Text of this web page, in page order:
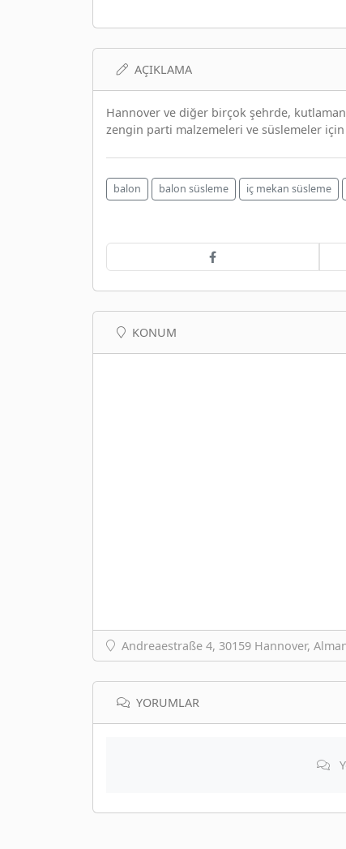
AÇIKLAMA
Hannover ve diğer birçok şehrde,
zengin parti malzemeleri ve süslemeler
balon balon süsleme iç mekan süsleme
KONUM
Andreaestraße 4, 30159 Hannover,
YORUMLAR